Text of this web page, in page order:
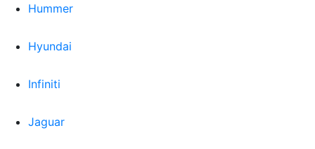
Hummer
Hyundai
Infiniti
Jaguar